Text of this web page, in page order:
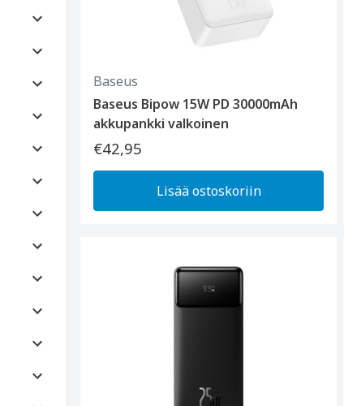
Baseus
Baseus Bipow 15W PD 30000mAh
akkupankki valkoinen
€42,95
Lisää ostoskoriin